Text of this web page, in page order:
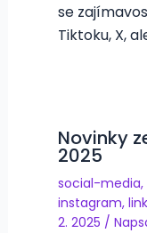
se
Tiktoku, X,
Novinky
2025
social-media,
instagram,
2. 2025 /